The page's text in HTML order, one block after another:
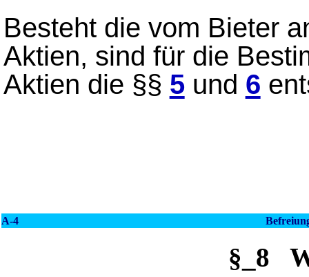
Besteht die vom Bieter
Aktien, sind für die
Aktien die §§ 5und 6
A-4
§_8